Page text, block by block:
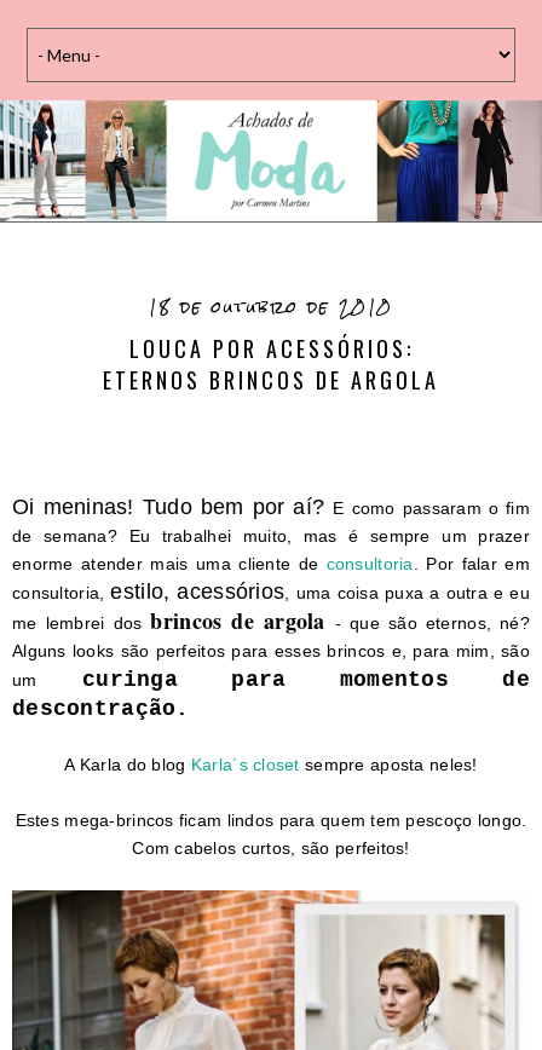
18 de outubro de 2010
LOUCA POR ACESSÓRIOS:
ETERNOS BRINCOS DE ARGOLA
Oi meninas! Tudo bem por aí? E como passaram o fim
de semana? Eu trabalhei muito, mas é sempre um prazer
enorme atender mais uma cliente de consultoria
. Por falar em
consultoria,estilo, acessórios , uma coisa puxa a outra e eu
me lembrei dos brincos de argola - que são eternos, né?
Alguns looks são perfeitos para esses brincos e, para mim, são
um curinga para momentos de
descontração.
A Karla do blog Karla´s closet sempre aposta neles!
Estes mega-brincos ficam lindos para quem tem pescoço longo.
Com cabelos curtos, são perfeitos!